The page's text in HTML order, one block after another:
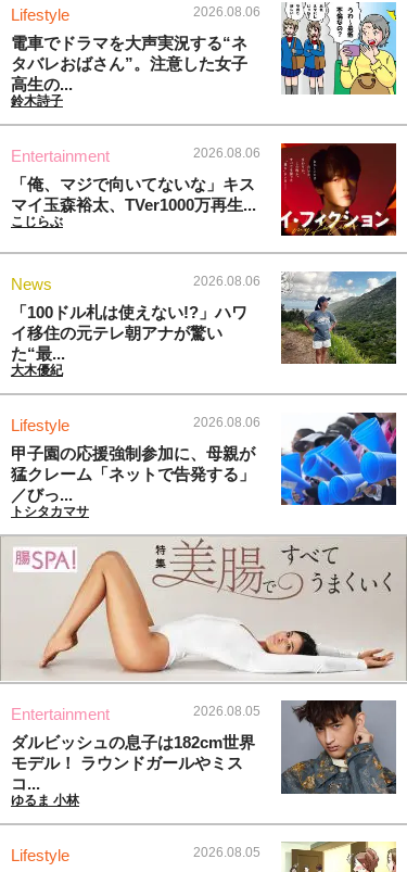
Lifestyle 2026.08.06
電車でドラマを大声実況する“ネ
タバレおばさん”。注意した女子
高生の...
鈴木詩子
Entertainment 2026.08.06
「俺、マジで向いてないな」キス
マイ玉森裕太、TVer1000万再生...
こじらぶ
News 2026.08.06
「100ドル札は使えない!?」ハワ
イ移住の元テレ朝アナが驚い
た“最...
大木優紀
Lifestyle 2026.08.06
甲子園の応援強制参加に、母親が
猛クレーム「ネットで告発する」
／びっ...
トシタカマサ
Entertainment 2026.08.05
ダルビッシュの息子は182cm世界
モデル！ ラウンドガールやミス
コ...
ゆるま 小林
Lifestyle 2026.08.05